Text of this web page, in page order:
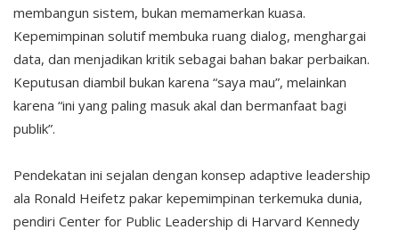
membangun sistem, bukan memamerkan kuasa.
Kepemimpinan solutif membuka ruang dialog, menghargai
data, dan menjadikan kritik sebagai bahan bakar perbaikan.
Keputusan diambil bukan karena “saya mau”, melainkan
karena “ini yang paling masuk akal dan bermanfaat bagi
publik”.
Pendekatan ini sejalan dengan konsep adaptive leadership
ala Ronald Heifetz pakar kepemimpinan terkemuka dunia,
pendiri Center for Public Leadership di Harvard Kennedy